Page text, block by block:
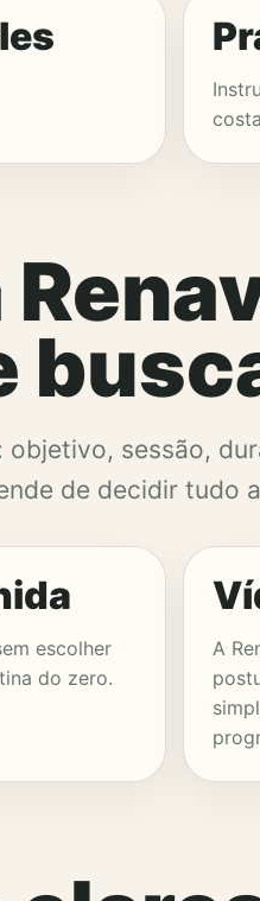
sessão,
de decidir tudo
escolher
do zero.
A